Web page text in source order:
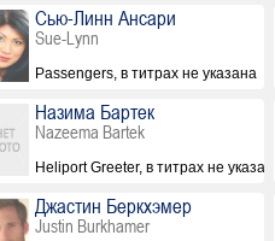
Сью-Линн Ансари
Sue-Lynn
Passengers, в титрах не указана
Назима Бартек
Nazeema Bartek
Heliport Greeter, в титрах не указана
Джастин Беркхэмер
Justin Burkhamer